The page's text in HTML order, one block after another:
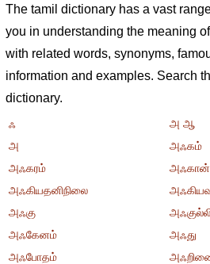
The tamil dictionary has a vast
you in understanding the meaning
with related words, synonyms,
information and examples. Search
dictionary.
ஃ
அ ஆ
அ
அஃகம்
அஃகரம்
அஃகான்
அஃகியதனிநிலை
அஃகு
அஃகேனம்
அஃது
அஃபோதம்